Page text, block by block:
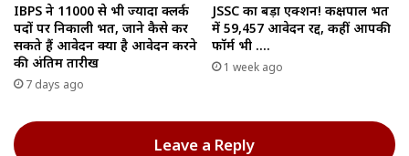
IBPS ने 11000 से भी ज्यादा क्लर्क
पदों पर निकाली भर्ती, जाने कैसे कर
सकते हैं आवेदन क्या है आवेदन करने
की अंतिम तारीख
7 days ago
JSSC का बड़ा एक्शन! कक्षपाल भर्ती
में 59,457 आवेदन रद्द, कहीं आपकी
फॉर्म भी ….
1 week ago
Leave a Reply